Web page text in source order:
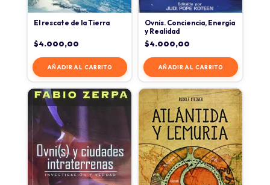
El rescate de la Tierra
$4.000,00
AÑADIR AL CARRITO
Ovnis. Conciencia, Energía
y Realidad
$4.000,00
AÑADIR AL CARRITO